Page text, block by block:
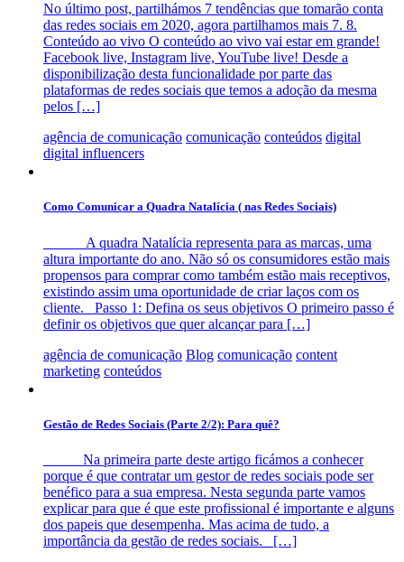
No último post, partilhámos 7 tendências que tomarão conta
das redes sociais em 2020, agora partilhamos mais 7. 8.
Conteúdo ao vivo O conteúdo ao vivo vai estar em grande!
Facebook live, Instagram live, YouTube live! Desde a
disponibilização desta funcionalidade por parte das
plataformas de redes sociais que temos a adoção da mesma
pelos […]
agência de comunicação comunicação conteúdos digital
digital influencers
Como Comunicar a Quadra Natalícia ( nas Redes Sociais)
A quadra Natalícia representa para as marcas, uma
altura importante do ano. Não só os consumidores estão mais
propensos para comprar como também estão mais receptivos,
existindo assim uma oportunidade de criar laços com os
cliente. Passo 1: Defina os seus objetivos O primeiro passo é
definir os objetivos que quer alcançar para […]
agência de comunicação Blog comunicação content
marketing conteúdos
Gestão de Redes Sociais (Parte 2/2): Para quê?
Na primeira parte deste artigo ficámos a conhecer
porque é que contratar um gestor de redes sociais pode ser
benéfico para a sua empresa. Nesta segunda parte vamos
explicar para que é que este profissional é importante e alguns
dos papeis que desempenha. Mas acima de tudo, a
importância da gestão de redes sociais. […]